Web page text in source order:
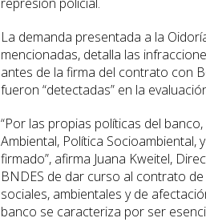
La demanda presentada a la
mencionadas, detalla las
antes de la firma del contrato con
fueron “detectadas” en la
“Por las propias políticas del
Ambiental, Política Socioambiental,
firmado”, afirma Juana Kweitel,
BNDES de dar curso al contrato
sociales, ambientales y de
banco se caracteriza por ser